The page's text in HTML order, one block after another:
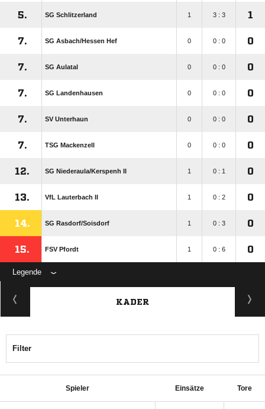
5. SG Schlitzerland 1 3 : 3 1
7. SG Asbach/​Hessen Hef 0 0 : 0 0
7. SG Aulatal 0 0 : 0 0
7. SG Landenhausen 0 0 : 0 0
7. SV Unterhaun 0 0 : 0 0
7. TSG Mackenzell 0 0 : 0 0
12. SG Niederaula/​Kerspenh II 1 0 : 1 0
13. VfL Lauterbach II 1 0 : 2 0
14. SG Rasdorf/​Soisdorf 1 0 : 3 0
15. FSV Pfordt 1 0 : 6 0
Legende
KADER
Filter
Spieler Einsätze Tore